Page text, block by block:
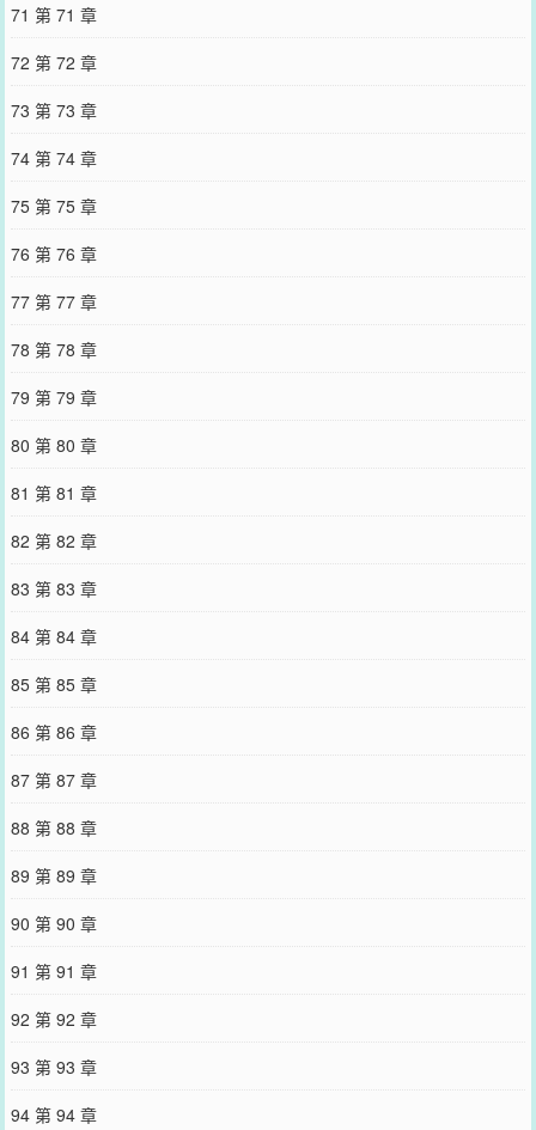
71 第 71 章
72 第 72 章
73 第 73 章
74 第 74 章
75 第 75 章
76 第 76 章
77 第 77 章
78 第 78 章
79 第 79 章
80 第 80 章
81 第 81 章
82 第 82 章
83 第 83 章
84 第 84 章
85 第 85 章
86 第 86 章
87 第 87 章
88 第 88 章
89 第 89 章
90 第 90 章
91 第 91 章
92 第 92 章
93 第 93 章
94 第 94 章